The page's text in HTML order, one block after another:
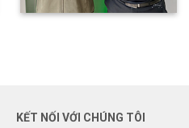
KẾT NỐI VỚI CHÚNG TÔI